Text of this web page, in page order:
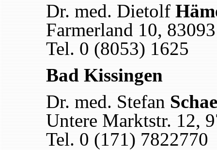
Dr. med. Dietolf
Farmerland 10,
Tel. 0 (8053) 1625
Bad Kissingen
Dr. med. Stefan
Untere Marktstr. 12,
Tel. 0 (171) 7822770